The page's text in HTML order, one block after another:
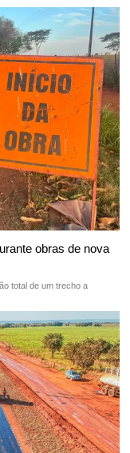
obras de nova
total de um trecho a